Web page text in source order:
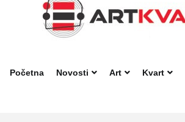
Početna
Novosti Art Kvart